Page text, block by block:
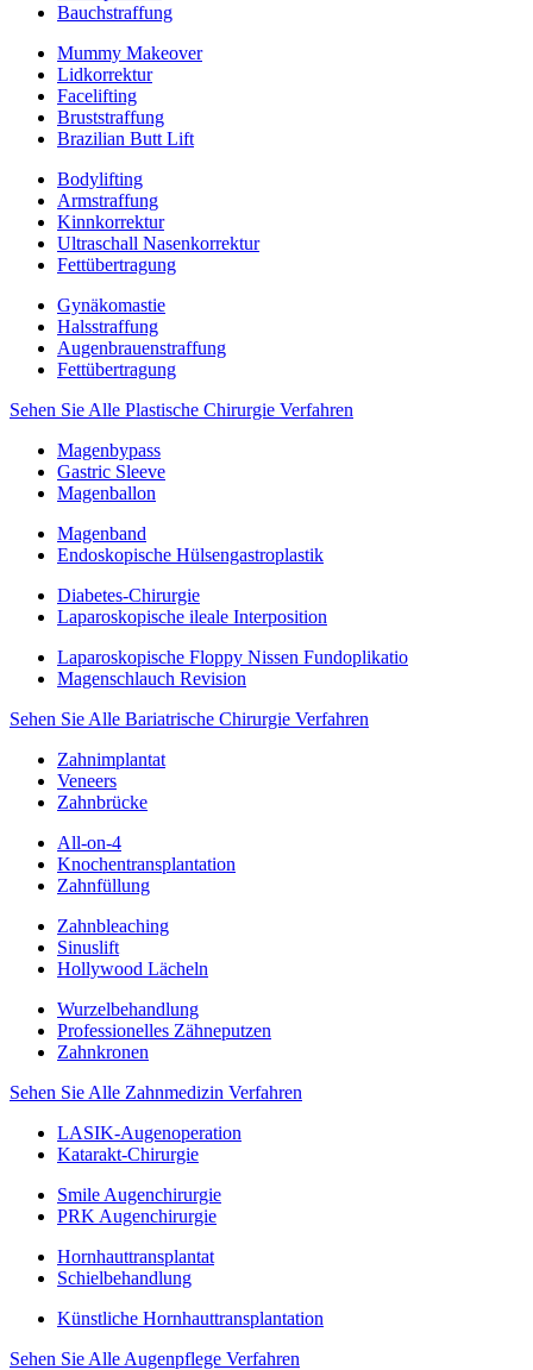
Bauchstraffung
Mummy Makeover
Lidkorrektur
Facelifting
Bruststraffung
Brazilian Butt Lift
Bodylifting
Armstraffung
Kinnkorrektur
Ultraschall Nasenkorrektur
Fettübertragung
Gynäkomastie
Halsstraffung
Augenbrauenstraffung
Fettübertragung
Sehen Sie Alle Plastische Chirurgie Verfahren
Magenbypass
Gastric Sleeve
Magenballon
Magenband
Endoskopische Hülsengastroplastik
Diabetes-Chirurgie
Laparoskopische ileale Interposition
Laparoskopische Floppy Nissen Fundoplikatio
Magenschlauch Revision
Sehen Sie Alle Bariatrische Chirurgie Verfahren
Zahnimplantat
Veneers
Zahnbrücke
All-on-4
Knochentransplantation
Zahnfüllung
Zahnbleaching
Sinuslift
Hollywood Lächeln
Wurzelbehandlung
Professionelles Zähneputzen
Zahnkronen
Sehen Sie Alle Zahnmedizin Verfahren
LASIK-Augenoperation
Katarakt-Chirurgie
Smile Augenchirurgie
PRK Augenchirurgie
Hornhauttransplantat
Schielbehandlung
Künstliche Hornhauttransplantation
Sehen Sie Alle Augenpflege Verfahren